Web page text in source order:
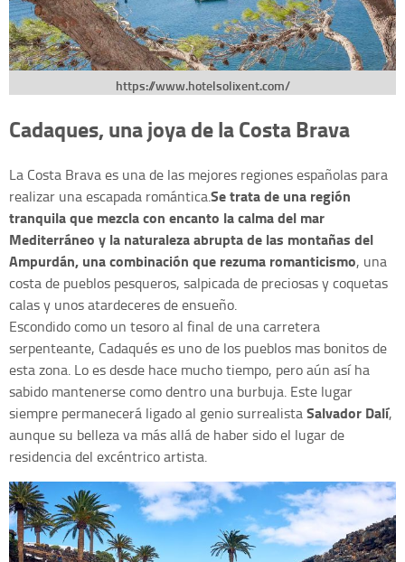
https://www.hotelsolixent.com/
Cadaques, una joya de la Costa Brava
La Costa Brava es una de las mejores regiones españolas para
realizar una escapada romántica.Se trata de una región
tranquila que mezcla con encanto la calma del mar
Mediterráneo y la naturaleza abrupta de las montañas del
Ampurdán, una combinación que rezuma romanticismo, una
costa de pueblos pesqueros, salpicada de preciosas y coquetas
calas y unos atardeceres de ensueño.
Escondido como un tesoro al final de una carretera
serpenteante, Cadaqués es uno de los pueblos mas bonitos de
esta zona. Lo es desde hace mucho tiempo, pero aún así ha
sabido mantenerse como dentro una burbuja. Este lugar
siempre permanecerá ligado al genio surrealistaSalvador Dalí,
aunque su belleza va más allá de haber sido el lugar de
residencia del excéntrico artista.